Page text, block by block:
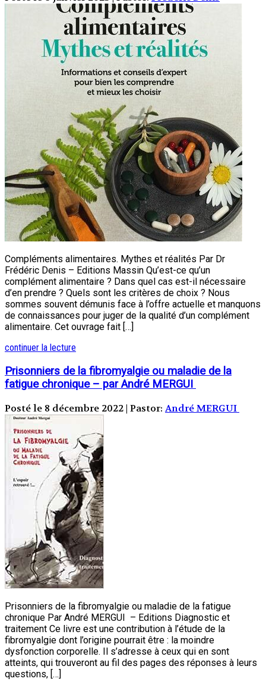
Compléments alimentaires. Mythes et réalités Par Dr
Frédéric Denis – Editions Massin Qu’est-ce qu’un
complément alimentaire ? Dans quel cas est-il nécessaire
d’en prendre ? Quels sont les critères de choix ? Nous
sommes souvent démunis face à l’offre actuelle et manquons
de connaissances pour juger de la qualité d’un complément
alimentaire. Cet ouvrage fait […]
continuer la lecture
Prisonniers de la fibromyalgie ou maladie de la
fatigue chronique – par André MERGUI
Posté le 8 décembre 2022 | Pastor:André MERGUI
Prisonniers de la fibromyalgie ou maladie de la fatigue
chronique Par André MERGUI – Editions Diagnostic et
traitement Ce livre est une contribution à l’étude de la
fibromyalgie dont l’origine pourrait être : la moindre
dysfonction corporelle. Il s’adresse à ceux qui en sont
atteints, qui trouveront au fil des pages des réponses à leurs
questions, […]